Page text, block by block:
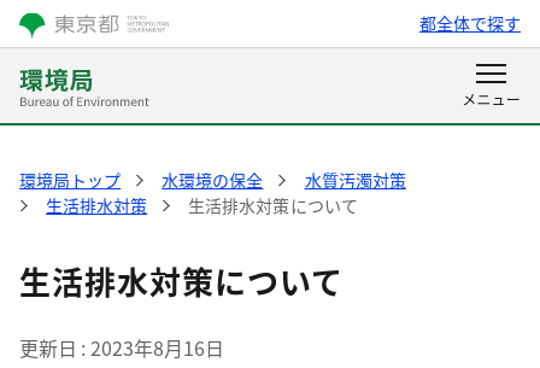
都全体で探す
環境局トップ 水環境の保全
水質汚濁対策
生活排水対策
生活排水対策について
生活排水対策について
更新日 2023年8月16日